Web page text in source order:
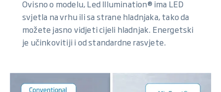
Ovisno o modelu, Led Illumination® ima LED
svjetla na vrhu ili sa strane hladnjaka, tako da
možete jasno vidjeti cijeli hladnjak. Energetski
je učinkovitiji i od standardne rasvjete.